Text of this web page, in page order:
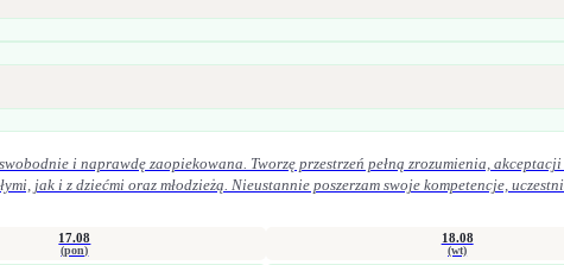
i naprawdę zaopiekowana. Tworzę przestrzeń pełną zrozumienia,
17.08
(pon)
18.08
(wt)